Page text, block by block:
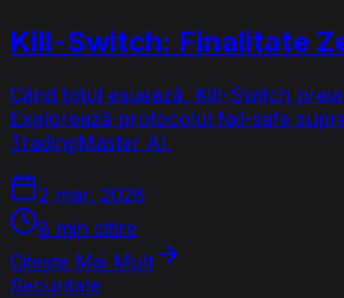
Kill-Switch: Finalitate
Când totul eșuează, Kill-Switch
Explorează protocolul fail-safe
TradingMaster AI.
2 mar. 2026
8 min citire
Citește Mai Mult
Securitate